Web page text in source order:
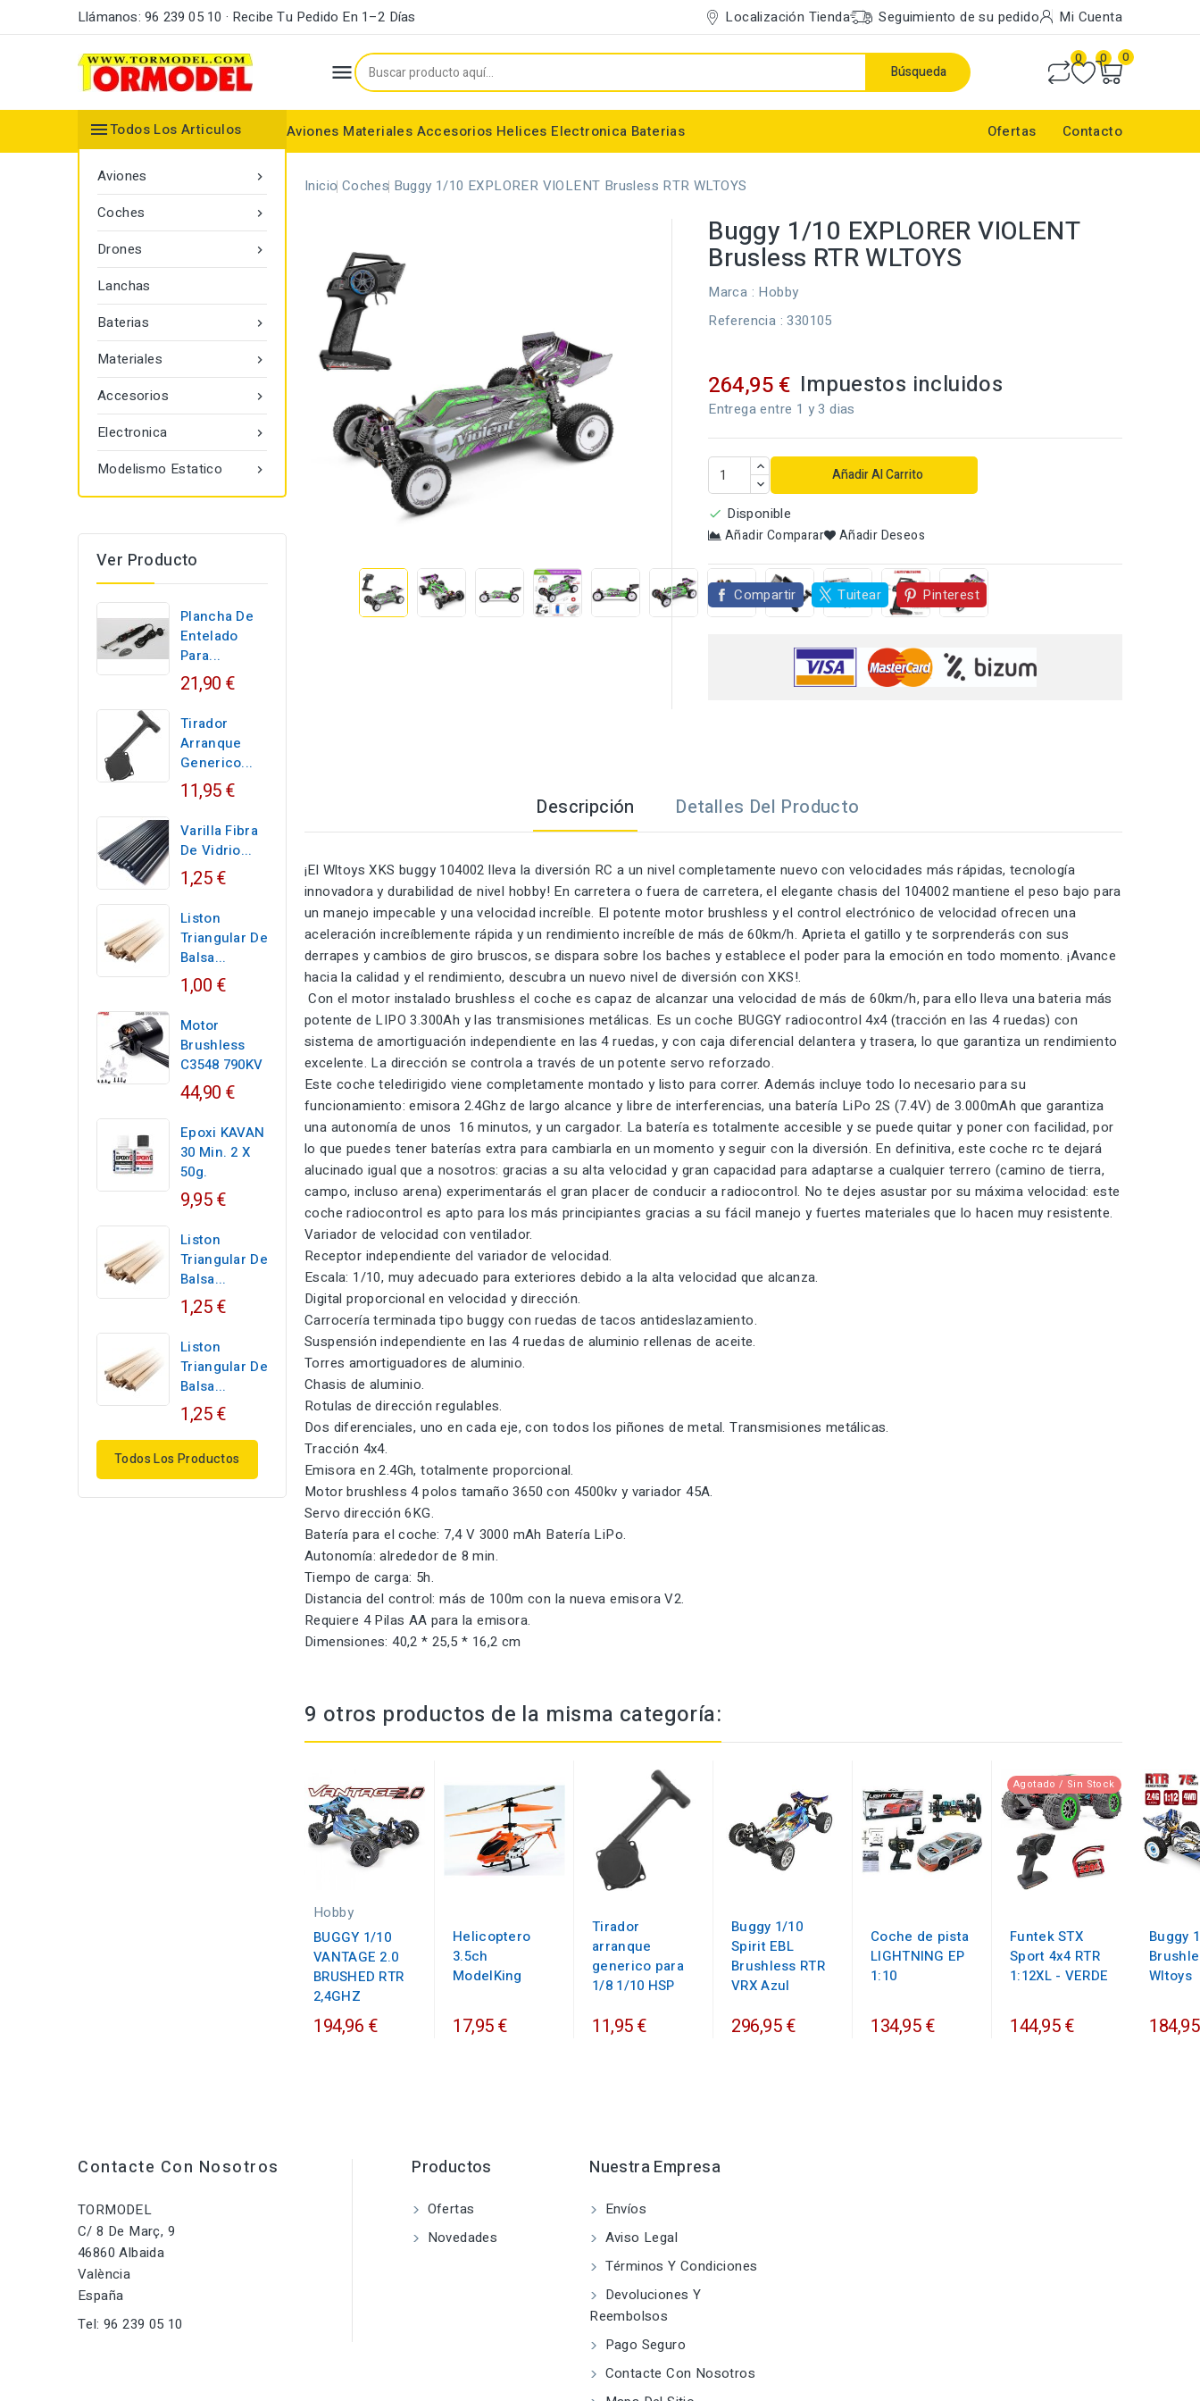
Llámanos: 96 239 05 10 · Recibe Tu Pedido En 1–2 Días Localización Tienda Seguimiento de su pedido Mi Cuenta
 Búsqueda
0 0 0
Aviones Materiales Accesorios Helices Electronica Baterias Ofertas Contacto
Todos Los Articulos

Aviones

Coches

Drones
Lanchas

Baterias

Materiales

Accesorios

Electronica

Modelismo Estatico
Ver Producto
Plancha De
Entelado
Para...
21,90 €
Tirador
Arranque
Generico...
11,95 €
Varilla Fibra
De Vidrio...
1,25 €
Liston
Triangular De
Balsa...
1,00 €
Motor
Brushless
C3548 790KV
44,90 €
Epoxi KAVAN
30 Min. 2 X
50g.
9,95 €
Liston
Triangular De
Balsa...
1,25 €
Liston
Triangular De
Balsa...
1,25 €
Todos Los Productos
Inicio Coches Buggy 1/10 EXPLORER VIOLENT Brusless RTR WLTOYS
Buggy 1/10 EXPLORER VIOLENT
Brusless RTR WLTOYS
Marca : Hobby
Referencia : 330105
264,95 € Impuestos incluidos
Entrega entre 1 y 3 dias
Añadir Al Carrito
 Disponible
Añadir Comparar Añadir Deseos
Compartir Tuitear Pinterest
Descripción Detalles Del Producto
¡El Wltoys XKS buggy 104002 lleva la diversión RC a un nivel completamente nuevo con velocidades más rápidas, tecnología
innovadora y durabilidad de nivel hobby! En carretera o fuera de carretera, el elegante chasis del 104002 mantiene el peso bajo para
un manejo impecable y una velocidad increíble. El potente motor brushless y el control electrónico de velocidad ofrecen una
aceleración increíblemente rápida y un rendimiento increíble de más de 60km/h. Aprieta el gatillo y te sorprenderás con sus
derrapes y cambios de giro bruscos, se dispara sobre los baches y establece el poder para la emoción en todo momento. ¡Avance
hacia la calidad y el rendimiento, descubra un nuevo nivel de diversión con XKS!.
Con el motor instalado brushless el coche es capaz de alcanzar una velocidad de más de 60km/h, para ello lleva una bateria más
potente de LIPO 3.300Ah y las transmisiones metálicas. Es un coche BUGGY radiocontrol 4x4 (tracción en las 4 ruedas) con
sistema de amortiguación independiente en las 4 ruedas, y con caja diferencial delantera y trasera, lo que garantiza un rendimiento
excelente. La dirección se controla a través de un potente servo reforzado.
Este coche teledirigido viene completamente montado y listo para correr. Además incluye todo lo necesario para su
funcionamiento: emisora 2.4Ghz de largo alcance y libre de interferencias, una batería LiPo 2S (7.4V) de 3.000mAh que garantiza
una autonomía de unos 16 minutos, y un cargador. La batería es totalmente accesible y se puede quitar y poner con facilidad, por
lo que puedes tener baterías extra para cambiarla en un momento y seguir con la diversión. En definitiva, este coche rc te dejará
alucinado igual que a nosotros: gracias a su alta velocidad y gran capacidad para adaptarse a cualquier terrero (camino de tierra,
campo, incluso arena) experimentarás el gran placer de conducir a radiocontrol. No te dejes asustar por su máxima velocidad: este
coche radiocontrol es apto para los más principiantes gracias a su fácil manejo y fuertes materiales que lo hacen muy resistente.
Variador de velocidad con ventilador.
Receptor independiente del variador de velocidad.
Escala: 1/10, muy adecuado para exteriores debido a la alta velocidad que alcanza.
Digital proporcional en velocidad y dirección.
Carrocería terminada tipo buggy con ruedas de tacos antideslazamiento.
Suspensión independiente en las 4 ruedas de aluminio rellenas de aceite.
Torres amortiguadores de aluminio.
Chasis de aluminio.
Rotulas de dirección regulables.
Dos diferenciales, uno en cada eje, con todos los piñones de metal. Transmisiones metálicas.
Tracción 4x4.
Emisora en 2.4Gh, totalmente proporcional.
Motor brushless 4 polos tamaño 3650 con 4500kv y variador 45A.
Servo dirección 6KG.
Batería para el coche: 7,4 V 3000 mAh Batería LiPo.
Autonomía: alrededor de 8 min.
Tiempo de carga: 5h.
Distancia del control: más de 100m con la nueva emisora V2.
Requiere 4 Pilas AA para la emisora.
Dimensiones: 40,2 * 25,5 * 16,2 cm
9 otros productos de la misma categoría:
Hobby
BUGGY 1/10
VANTAGE 2.0
BRUSHED RTR
2,4GHZ
194,96 €
Helicoptero
3.5ch
ModelKing
17,95 €
Tirador
arranque
generico para
1/8 1/10 HSP
11,95 €
Buggy 1/10
Spirit EBL
Brushless RTR
VRX Azul
296,95 €
Coche de pista
LIGHTNING EP
1:10
134,95 €
Agotado / Sin Stock
Funtek STX
Sport 4x4 RTR
1:12XL - VERDE
144,95 €
Buggy
Wltoys
Contacte Con Nosotros
TORMODEL
C/ 8 De Març, 9
46860 Albaida
València
España
Tel: 96 239 05 10
Productos
Ofertas
Novedades
Nuestra Empresa
Envíos
Aviso Legal
Términos Y Condiciones
Devoluciones Y
Reembolsos
Pago Seguro
Contacte Con Nosotros